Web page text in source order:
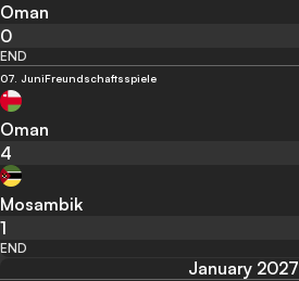
Oman
0
END
07. JuniFreundschaftsspiele
Oman
4
Mosambik
1
END
January 2027